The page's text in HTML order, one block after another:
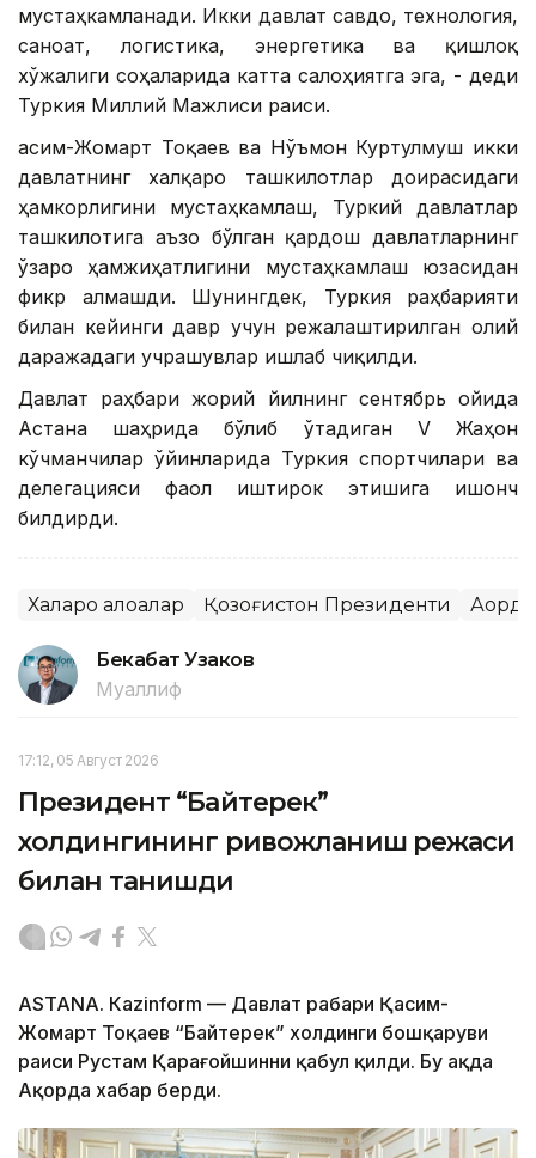
мустаҳкамланади. Икки давлат савдо, технология,
саноат, логистика, энергетика ва қишлоқ
хўжалиги соҳаларида катта салоҳиятга эга, - деди
Туркия Миллий Мажлиси раиси.
Қасим-Жомарт Тоқаев ва Нўъмон Куртулмуш икки
давлатнинг халқаро ташкилотлар доирасидаги
ҳамкорлигини мустаҳкамлаш, Туркий давлатлар
ташкилотига аъзо бўлган қардош давлатларнинг
ўзаро ҳамжиҳатлигини мустаҳкамлаш юзасидан
фикр алмашди. Шунингдек, Туркия раҳбарияти
билан кейинги давр учун режалаштирилган олий
даражадаги учрашувлар ишлаб чиқилди.
Давлат раҳбари жорий йилнинг сентябрь ойида
Астана шаҳрида бўлиб ўтадиган V Жаҳон
кўчманчилар ўйинларида Туркия спортчилари ва
делегацияси фаол иштирок этишига ишонч
билдирди.
Халқаро алоқалар Қозоғистон Президенти Ақорда
Бекабат Узаков
Муаллиф
17:12, 05 Август 2026
Президент “Байтерек”
холдингининг ривожланиш режаси
билан танишди
ASTANА. Каzinform — Давлат раҳбари Қасим-
Жомарт Тоқаев “Байтерек” холдинги бошқаруви
раиси Рустам Қарағойшинни қабул қилди. Бу ҳақда
Ақорда хабар берди.